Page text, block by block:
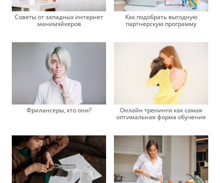
Советы от западных интернет
манимэйкеров
Как подобрать выгодную
партнерскую программу
Фрилансеры, кто они?
Онлайн тренинги как самая
оптимальная форма обучения